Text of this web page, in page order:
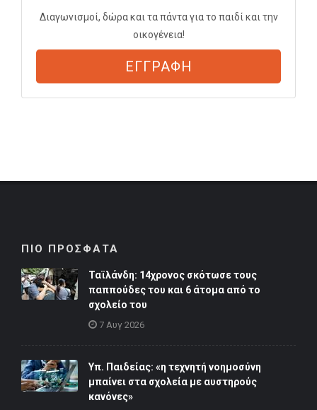
Διαγωνισμοί, δώρα και τα πάντα για το παιδί και την
οικογένεια!
ΕΓΓΡΑΦΗ
ΠΙΟ ΠΡΟΣΦΑΤΑ
Ταϊλάνδη: 14χρονος σκότωσε τους
παππούδες του και 6 άτομα από το
σχολείο του
7 Αυγ 2026
Υπ. Παιδείας: «η τεχνητή νοημοσύνη
μπαίνει στα σχολεία με αυστηρούς
κανόνες»